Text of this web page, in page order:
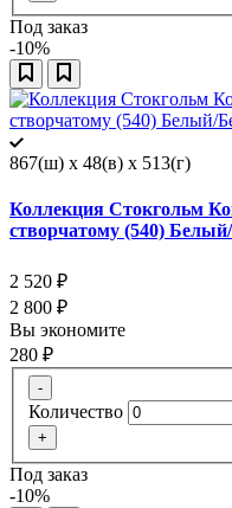
Под заказ
-10%
867(ш) x 48(в) x 513(г)
Коллекция Стокгольм
створчатому (540)
2 520 ₽
2 800 ₽
Вы экономите
280 ₽
-
Количество
+
Под заказ
-10%